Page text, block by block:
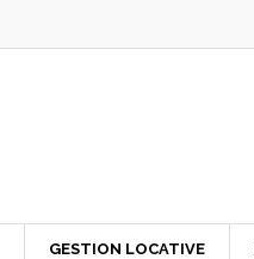
GESTION LOCATIVE